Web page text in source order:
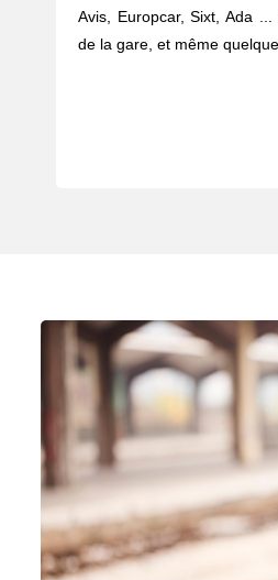
Avis, Europcar, Sixt, Ada
de la gare, et même